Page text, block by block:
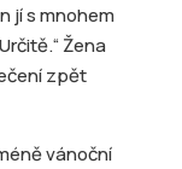
jí s mnohem
Žena
zpět
vánoční